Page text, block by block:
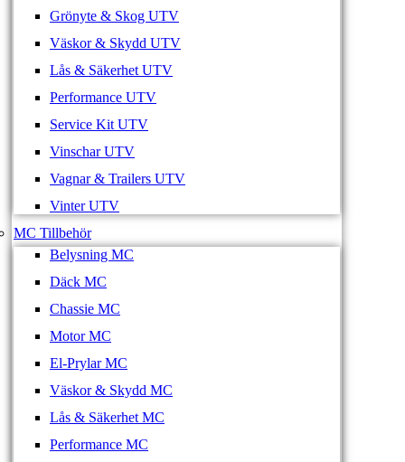
Grönyte & Skog UTV
Väskor & Skydd UTV
Lås & Säkerhet UTV
Performance UTV
Service Kit UTV
Vinschar UTV
Vagnar & Trailers UTV
Vinter UTV
MC Tillbehör
Belysning MC
Däck MC
Chassie MC
Motor MC
El-Prylar MC
Väskor & Skydd MC
Lås & Säkerhet MC
Performance MC